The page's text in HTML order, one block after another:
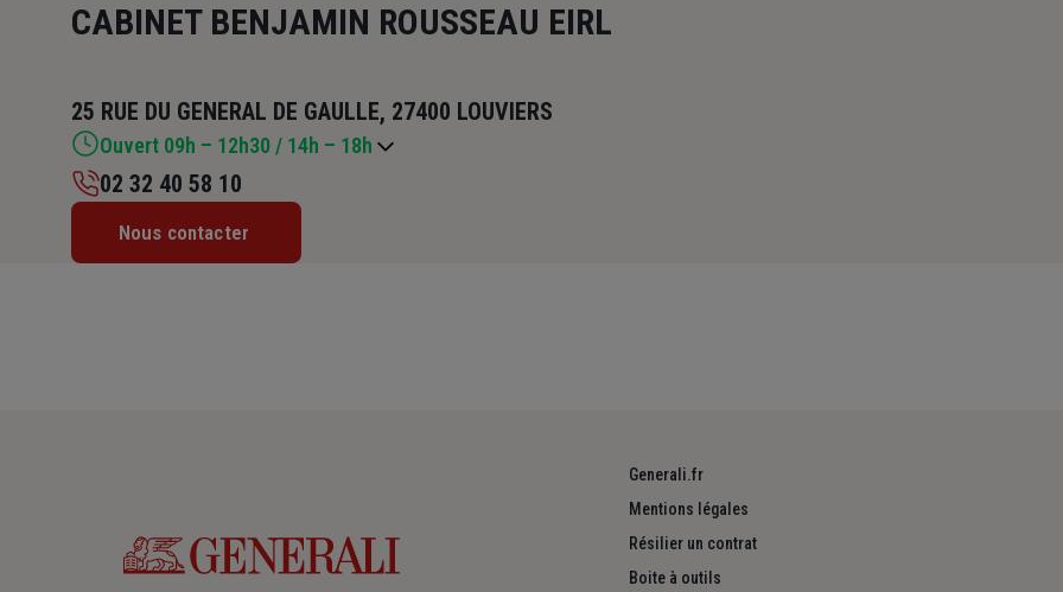
CABINET BENJAMIN ROUSSEAU EIRL
25 RUE DU GENERAL DE GAULLE, 27400 LOUVIERS
Ouvert 09h – 12h30 / 14h – 18h
Mardi : 09h – 12h30 / 14h – 18h
02 32 40 58 10
Nous contacter
Generali.fr
Mentions légales
Résilier un contrat
Boite à outils